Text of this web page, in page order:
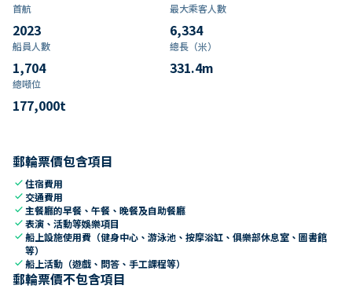
首航
2023
最大乘客人數
6,334
船員人數
1,704
總長（米）
331.4m
總噸位
177,000t
郵輪票價包含項目
check住宿費用
check 交通費用
check 主餐廳的早餐、午餐、晚餐及自助餐廳
check表演、活動等娛樂項目
check船上設施使用費（健身中心、游泳池、按摩浴缸、俱樂部休息室、圖書館
等）
check船上活動（遊戲、問答、手工課程等）
郵輪票價不包含項目